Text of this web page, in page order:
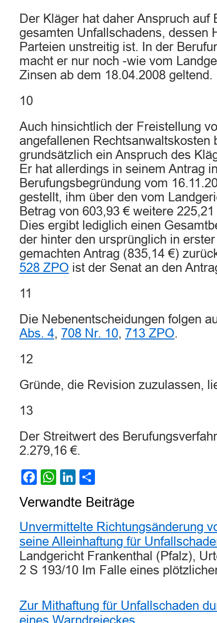
Der Kläger hat daher Anspruch auf
gesamten Unfallschadens, dessen
Parteien unstreitig ist. In der
macht er nur noch -wie vom
Zinsen ab dem 18.04.2008 geltend.
10
Auch hinsichtlich der Freistellung
angefallenen Rechtsanwaltskosten
grundsätzlich ein Anspruch des
Er hat allerdings in seinem Antrag
Berufungsbegründung vom
gestellt, ihm über den vom
Betrag von 603,93 € weitere
Dies ergibt lediglich einen
der hinter den ursprünglich in
gemachten Antrag (835,14 €)
528 ZPO ist der Senat an den
11
Die Nebenentscheidungen folgen
Abs. 4, 708 Nr. 10, 713 ZPO.
12
Gründe, die Revision zuzulassen,
13
Der Streitwert des
2.279,16 €.
Facebook
WhatsApp
LinkedIn
Verwandte Beiträge
Unvermittelte Richtungsänderung
seine Alleinhaftung für
Landgericht Frankenthal (Pfalz),
2 S 193/10 Im Falle eines
Zur Mithaftung für Unfallschaden
eines Warndreieckes